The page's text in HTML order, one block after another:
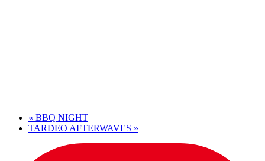
« BBQ NIGHT
TARDEO AFTERWAVES »